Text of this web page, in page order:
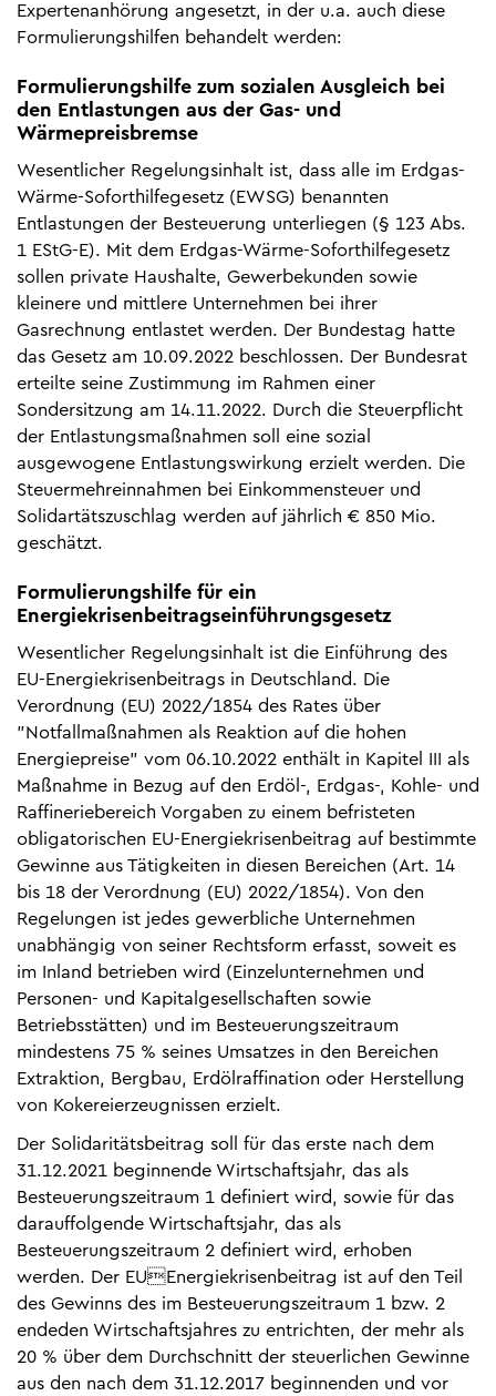
Expertenanhörung angesetzt, in der u.a. auch diese
Formulierungshilfen behandelt werden:
Formulierungshilfe zum sozialen Ausgleich bei
den Entlastungen aus der Gas- und
Wärmepreisbremse
Wesentlicher Regelungsinhalt ist, dass alle im Erdgas-
Wärme-Soforthilfegesetz (EWSG) benannten
Entlastungen der Besteuerung unterliegen (§ 123 Abs.
1 EStG-E). Mit dem Erdgas-Wärme-Soforthilfegesetz
sollen private Haushalte, Gewerbekunden sowie
kleinere und mittlere Unternehmen bei ihrer
Gasrechnung entlastet werden. Der Bundestag hatte
das Gesetz am 10.09.2022 beschlossen. Der Bundesrat
erteilte seine Zustimmung im Rahmen einer
Sondersitzung am 14.11.2022. Durch die Steuerpflicht
der Entlastungsmaßnahmen soll eine sozial
ausgewogene Entlastungswirkung erzielt werden. Die
Steuermehreinnahmen bei Einkommensteuer und
Solidartätszuschlag werden auf jährlich € 850 Mio.
geschätzt.
Formulierungshilfe für ein
Energiekrisenbeitragseinführungsgesetz
Wesentlicher Regelungsinhalt ist die Einführung des
EU-Energiekrisenbeitrags in Deutschland. Die
Verordnung (EU) 2022/1854 des Rates über
"Notfallmaßnahmen als Reaktion auf die hohen
Energiepreise" vom 06.10.2022 enthält in Kapitel III als
Maßnahme in Bezug auf den Erdöl-, Erdgas-, Kohle- und
Raffineriebereich Vorgaben zu einem befristeten
obligatorischen EU-Energiekrisenbeitrag auf bestimmte
Gewinne aus Tätigkeiten in diesen Bereichen (Art. 14
bis 18 der Verordnung (EU) 2022/1854). Von den
Regelungen ist jedes gewerbliche Unternehmen
unabhängig von seiner Rechtsform erfasst, soweit es
im Inland betrieben wird (Einzelunternehmen und
Personen- und Kapitalgesellschaften sowie
Betriebsstätten) und im Besteuerungszeitraum
mindestens 75 % seines Umsatzes in den Bereichen
Extraktion, Bergbau, Erdölraffination oder Herstellung
von Kokereierzeugnissen erzielt.
Der Solidaritätsbeitrag soll für das erste nach dem
31.12.2021 beginnende Wirtschaftsjahr, das als
Besteuerungszeitraum 1 definiert wird, sowie für das
darauffolgende Wirtschaftsjahr, das als
Besteuerungszeitraum 2 definiert wird, erhoben
werden. Der EUEnergiekrisenbeitrag ist auf den Teil
des Gewinns des im Besteuerungszeitraum 1 bzw. 2
endeden Wirtschaftsjahres zu entrichten, der mehr als
20 % über dem Durchschnitt der steuerlichen Gewinne
aus den nach dem 31.12.2017 beginnenden und vor